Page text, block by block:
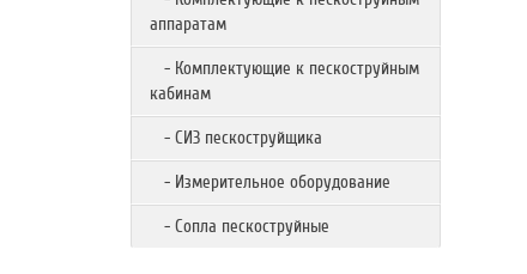
аппаратам
- Комплектующие к пескоструйным
кабинам
- СИЗ пескоструйщика
- Измерительное оборудование
- Сопла пескоструйные